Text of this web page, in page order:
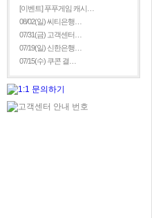
[이벤트] 푸푸게임 캐시…
08/02(일) 씨티은행…
07/31(금) 고객센터…
07/19(일) 신한은행…
07/15(수) 쿠콘 결…